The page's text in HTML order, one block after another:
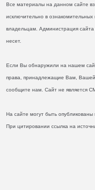
Все материалы на данном сайте
исключительно в
владельцам. Администрация
несет.
Если Вы обнаружили на нашем
права, принадлежащие Вам, Вашей
сообщите нам. Сайт не является
На сайте могут быть
При цитировании ссылка на